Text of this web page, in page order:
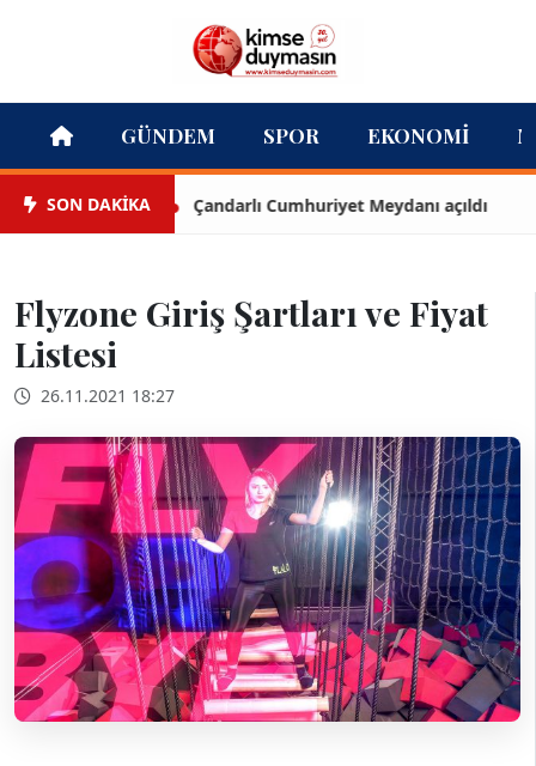
GÜNDEM SPOR EKONOMI
SON DAKİKAÇandarlı Cumhuriyet Meydanı açıldı
Flyzone Giriş Şartları ve Fiyat
Listesi
26.11.2021 18:27